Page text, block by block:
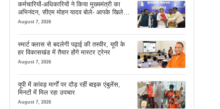
कर्मचारियों-अधिकारियों ने किया मुख्यमंत्री का
अभिनंदन, सीएम मोहन यादव बोले- आपके खिले
चेहरे देखकर आनंद आता है
August 7, 2026
स्मार्ट क्लास से बदलेगी पढ़ाई की तस्वीर, यूपी के
हर विकासखंड में तैयार होंगे मास्टर ट्रेनर
August 7, 2026
यूपी में कांवड़ मार्गों पर दौड़ रहीं बाइक एंबुलेंस,
मिनटों में मिल रहा उपचार
August 7, 2026